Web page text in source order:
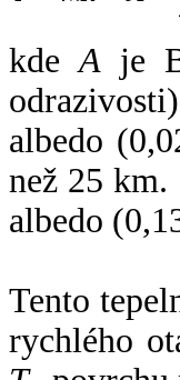
kdeA je
albedo
než 25
albedo
Tento
rychlého